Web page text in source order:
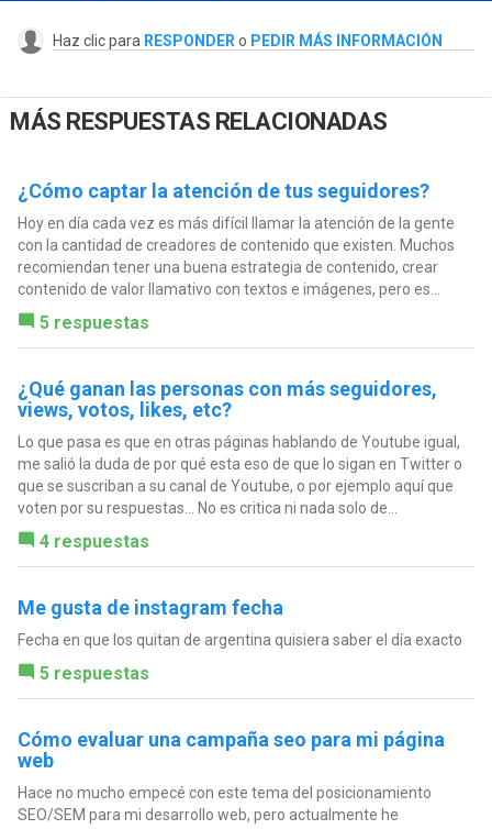
Haz clic para RESPONDER o PEDIR MÁS INFORMACIÓN
MÁS RESPUESTAS RELACIONADAS
¿Cómo captar la atención de tus seguidores?
Hoy en día cada vez es más difícil llamar la atención de la gente
con la cantidad de creadores de contenido que existen. Muchos
recomiendan tener una buena estrategia de contenido, crear
contenido de valor llamativo con textos e imágenes, pero es...
5 respuestas
¿Qué ganan las personas con más seguidores,
views, votos, likes, etc?
Lo que pasa es que en otras páginas hablando de Youtube igual,
me salió la duda de por qué esta eso de que lo sigan en Twitter o
que se suscriban a su canal de Youtube, o por ejemplo aquí que
voten por su respuestas... No es critica ni nada solo de...
4 respuestas
Me gusta de instagram fecha
Fecha en que los quitan de argentina quisiera saber el día exacto
5 respuestas
Cómo evaluar una campaña seo para mi página
web
Hace no mucho empecé con este tema del posicionamiento
SEO/SEM para mi desarrollo web, pero actualmente he